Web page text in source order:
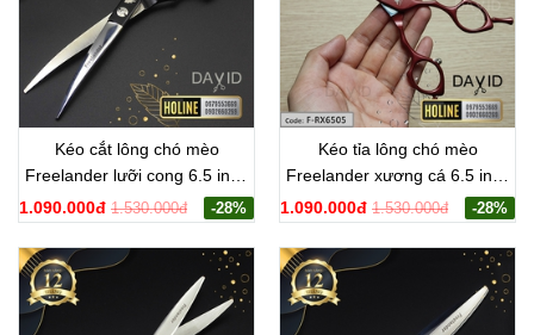
Kéo cắt lông chó mèo
Freelander lưỡi cong 6.5 inch
F-RD6505
1.090.000đ 1.530.000đ -28%
Kéo tỉa lông chó mèo
Freelander xương cá 6.5 inch
F-RX6505
1.090.000đ 1.530.000đ -28%